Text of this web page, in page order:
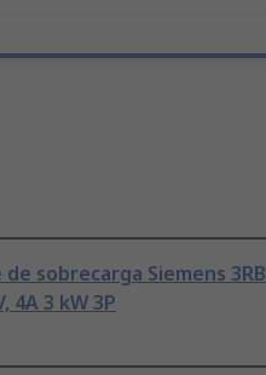
de sobrecarga Siemens 3RB
4A 3 kW 3P